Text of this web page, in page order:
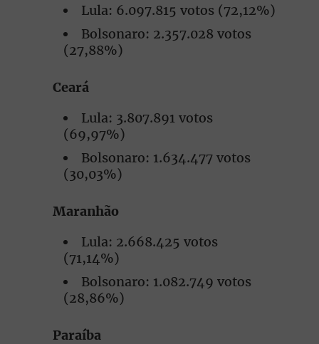
Lula: 6.097.815 votos (72,12%)
Bolsonaro: 2.357.028 votos
(27,88%)
Ceará
Lula: 3.807.891 votos
(69,97%)
Bolsonaro: 1.634.477 votos
(30,03%)
Maranhão
Lula: 2.668.425 votos
(71,14%)
Bolsonaro: 1.082.749 votos
(28,86%)
Paraíba